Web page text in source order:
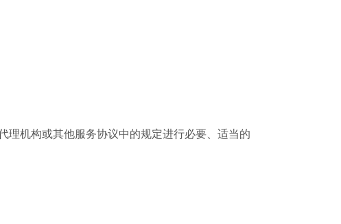
理机构或其他服务协议中的规定进行必要、适当的